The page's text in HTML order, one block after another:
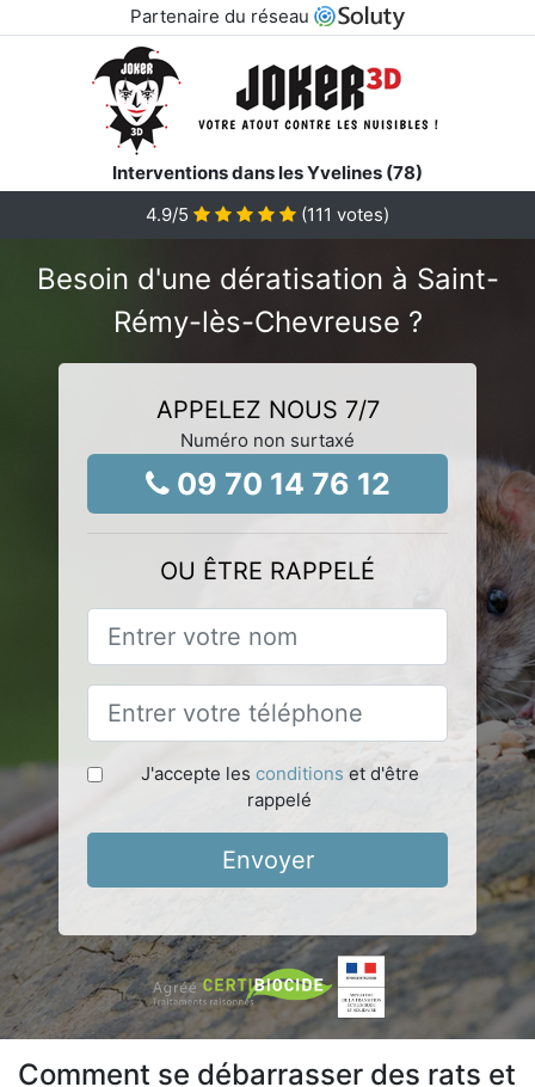
Partenaire du réseau
Interventions dans les Yvelines (78)
4.9/5 (111 votes)
Besoin d'une dératisation à Saint-
Rémy-lès-Chevreuse ?
APPELEZ NOUS 7/7
Numéro non surtaxé
09 70 14 76 12
OU ÊTRE RAPPELÉ
J'accepte les conditions et d'être
rappelé
Envoyer
Comment se débarrasser des rats et